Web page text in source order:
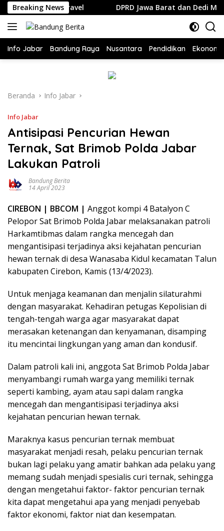
Langsung
ke
konten
Breaking News
Rahmah Travel DPRD Jawa Barat dan Dedi Mulyadi
Info Jabar Bandung Raya Nusantara Pendidikan Ekonomi
Beranda Info Jabar
Info Jabar
Antisipasi Pencurian Hewan
Ternak, Sat Brimob Polda Jabar
Lakukan Patroli
Bandung Berita
14 April 2023
CIREBON | BBCOM | Anggot kompi 4 Batalyon C
Pelopor Sat Brimob Polda Jabar melaksanakan patroli
Harkamtibmas dalam rangka mencegah dan
mengantisipasi terjadinya aksi kejahatan pencurian
hewan ternak di desa Wanasaba Kidul kecamatan Talun
kabupaten Cirebon, Kamis (13/4/2023).
Untuk menjaga keamanan dan menjalin silaturahmi
dengan masyarakat. Kehadiran petugas Kepolisian di
tengah-tengah warga agar masyarakat dapat
merasakan ketenangan dan kenyamanan, disamping
itu mencintai lingkungan yang aman dan kondusif.
Dalam patroli kali ini, anggota Sat Brimob Polda Jabar
menyambangi rumah warga yang memiliki ternak
seperti kambing, ayam atau sapi dalam rangka
mencegah dan mengantisipasi terjadinya aksi
kejahatan pencurian hewan ternak.
Maraknya kasus pencurian ternak membuat
masyarakat menjadi resah, pelaku pencurian ternak
bukan lagi pelaku yang amatir bahkan ada pelaku yang
memang sudah menjadi spesialis curi ternak, sehingga
dengan mengetahui faktor- faktor pencurian ternak
kita dapat mengetahui apa yang menjadi penyebab
faktor ekonomi, faktor niat dan kesempatan.